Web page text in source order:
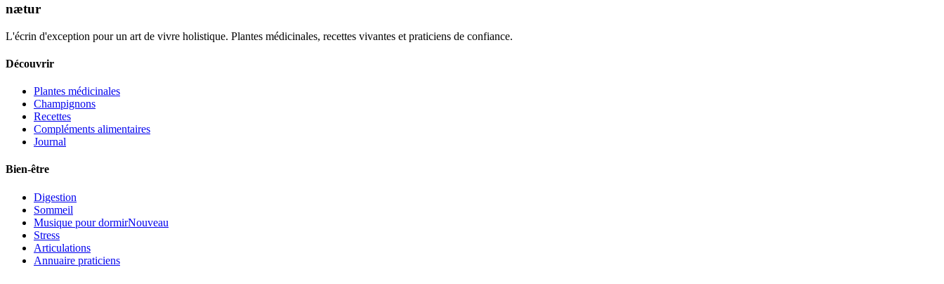
nætur
L'écrin d'exception pour un art de vivre holistique. Plantes médicinales, recettes vivantes et praticiens de confiance.
Découvrir
Plantes médicinales
Champignons
Recettes
Compléments alimentaires
Journal
Bien-être
Digestion
Sommeil
Musique pour dormirNouveau
Stress
Articulations
Annuaire praticiens